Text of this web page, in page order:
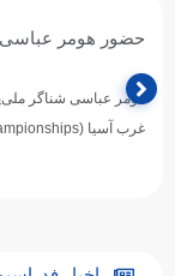
حضور هومر عباسی
هومر عباسی شناگر
غرب آسیا (AOSI West Asian Swimming Championships) وارد شهر…